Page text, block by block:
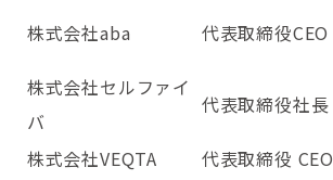
株式会社aba 代表取締役CEO
株式会社セルファイ
バ
代表取締役社長
株式会社VEQTA 代表取締役 CEO